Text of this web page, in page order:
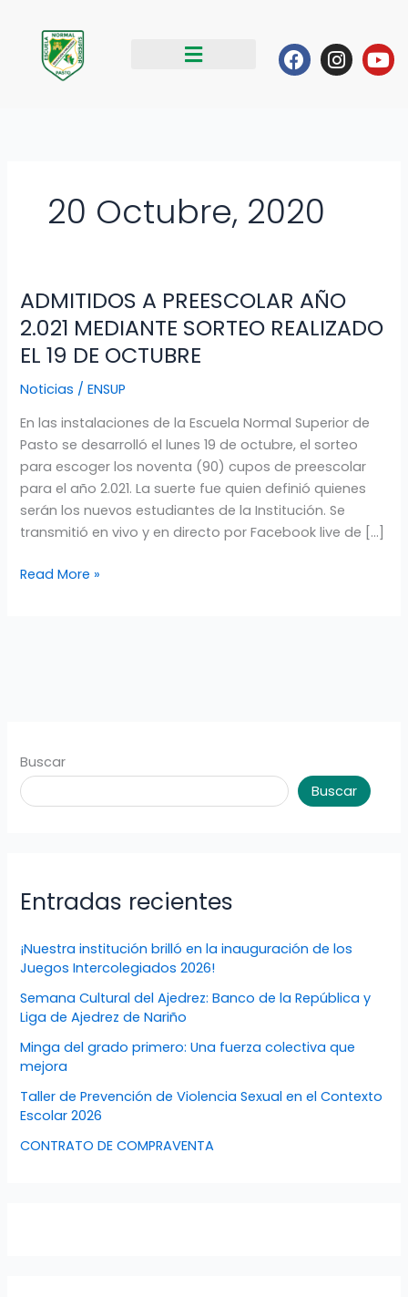
contenido
Facebook
20 Octubre, 2020
ADMITIDOS A PREESCOLAR AÑO
2.021 MEDIANTE SORTEO REALIZADO
EL 19 DE OCTUBRE
Noticias /ENSUP
En las instalaciones de la Escuela Normal Superior de
Pasto se desarrolló el lunes 19 de octubre, el sorteo
para escoger los noventa (90) cupos de preescolar
para el año 2.021. La suerte fue quien definió quienes
serán los nuevos estudiantes de la Institución. Se
transmitió en vivo y en directo por Facebook live de […]
ADMITIDOS
A
PREESCOLAR
AÑO
2.021
SORTEO
REALIZADO
EL
19
DE
OCTUBRE
Read More »
Buscar
Buscar
Entradas recientes
¡Nuestra institución brilló en la inauguración de los
Juegos Intercolegiados 2026!
Semana Cultural del Ajedrez: Banco de la República y
Liga de Ajedrez de Nariño
Minga del grado primero: Una fuerza colectiva que
mejora
Taller de Prevención de Violencia Sexual en el Contexto
Escolar 2026
CONTRATO DE COMPRAVENTA